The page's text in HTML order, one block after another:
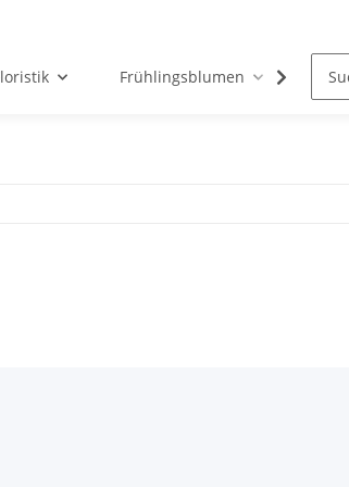
Frühlingsblumen